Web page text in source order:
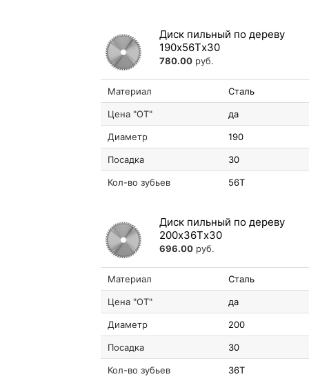
Диск пильный по дереву
190х56Tх30
780.00 руб.
Материал Сталь
Цена "ОТ" да
Диаметр 190
Посадка 30
Кол-во зубьев 56T
Диск пильный по дереву
200х36Tх30
696.00 руб.
Материал Сталь
Цена "ОТ" да
Диаметр 200
Посадка 30
Кол-во зубьев 36T